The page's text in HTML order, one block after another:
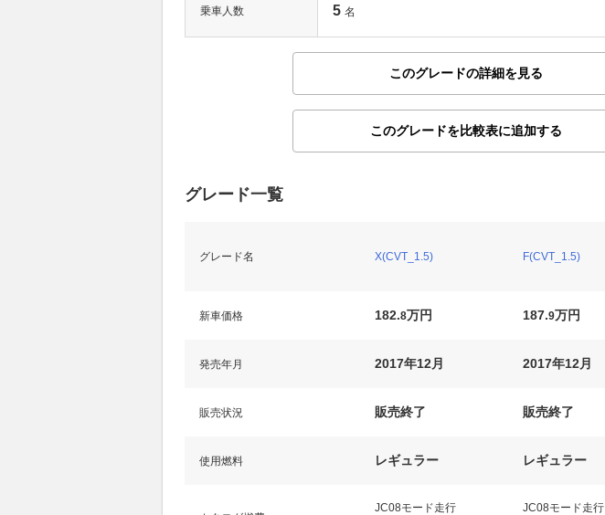
乗車人数 5 名
このグレードの詳細を見る
このグレードを比較表に追加する
グレード一覧
グレード名 X(CVT_1.5) F(CVT_1.5)
新車価格 182.8万円 187.9万円
発売年月 2017年12月 2017年12月
販売状況 販売終了 販売終了
使用燃料 レギュラー レギュラー
JC08モード走行 JC08モード走行